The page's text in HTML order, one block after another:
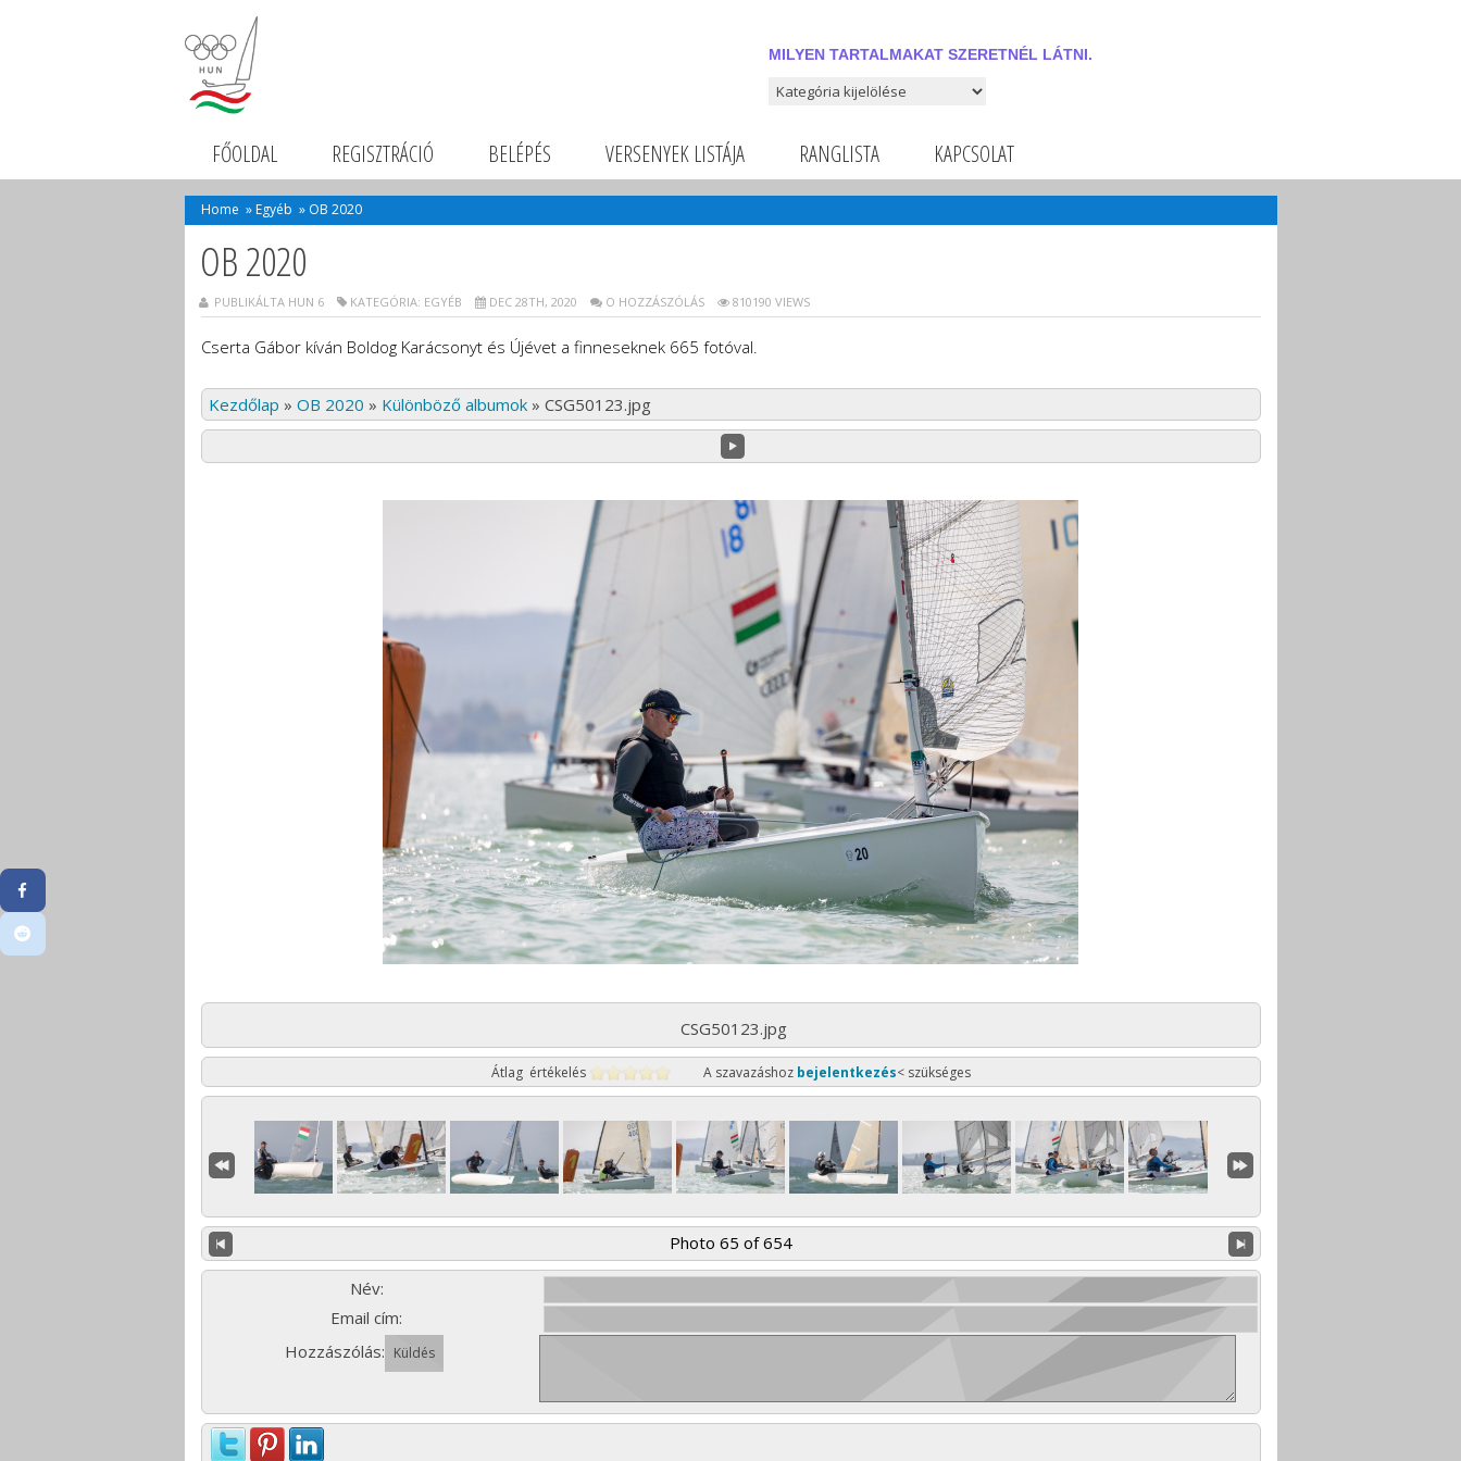
MILYEN TARTALMAKAT SZERETNÉL LÁTNI.
Milyen tartalmakat szeretnél látni.
FŐOLDAL REGISZTRÁCIÓ BELÉPÉS VERSENYEK LISTÁJA RANGLISTA KAPCSOLAT
Home » Egyéb » OB 2020
OB 2020
PUBLIKÁLTA HUN 6 KATEGÓRIA: EGYÉB DEC 28TH, 2020 O HOZZÁSZÓLÁS 810190 VIEWS
Cserta Gábor kíván Boldog Karácsonyt és Újévet a finneseknek 665 fotóval.
Kezdőlap » OB 2020 » Különböző albumok» CSG50123.jpg
CSG50123.jpg
Átlag értékelés A szavazáshoz bejelentkezés< szükséges
Photo 65 of 654
Név:
Email cím:
Hozzászólás: